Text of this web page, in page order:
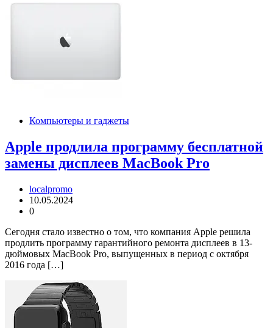
Компьютеры и гаджеты
Apple продлила программу бесплатной
замены дисплеев MacBook Pro
localpromo
10.05.2024
0
Сегодня стало известно о том, что компания Apple решила
продлить программу гарантийного ремонта дисплеев в 13-
дюймовых MacBook Pro, выпущенных в период с октября
2016 года […]